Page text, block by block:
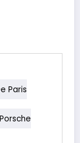
Paris
Porsche